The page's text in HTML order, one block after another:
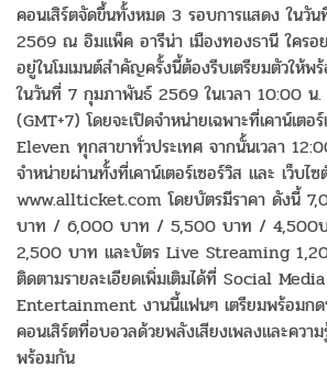
คอนเสิร์ตจัดขึ้นทั้งหมด 3 รอบการแสดง ในวั
2569 ณ อิมแพ็ค อารีน่า เมืองทองธานี ใครอ
อยู่ในโมเมนต์สำคัญครั้งนี้ต้องรีบเตรียมตัวให้พ
ในวันที่ 7 กุมภาพันธ์ 2569 ในเวลา 10:00 น
(GMT+7) โดยจะเปิดจำหน่ายเฉพาะที่เคาน์เตอ
Eleven ทุกสาขาทั่วประเทศ จากนั้นเวลา
จำหน่ายผ่านทั้งที่เคาน์เตอร์เซอร์วิส และ เว็บไซ
www.allticket.com โดยบัตรมีราคา ดังนี้
บาท / 6,000 บาท / 5,500 บาท / 4,500
2,500 บาท และบัตร Live Streaming
ติดตามรายละเอียดเพิ่มเติมได้ที่ Social
Entertainment งานนี้แฟนๆ เตรียมพร้อมกด
คอนเสิร์ตที่อบอวลด้วยพลังเสียงเพลงและควา
พร้อมกัน